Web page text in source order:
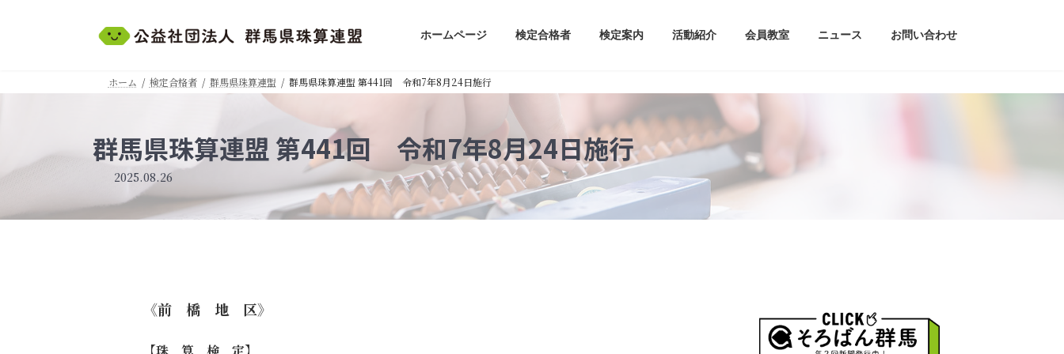
へ
プ
ョ
動
ホームページ 検定合格者 検定案内 活動紹介 会員教室 ニュース お問い合わせ
ホーム 検定合格者 群馬県珠算連盟 群馬県珠算連盟 第441回 令和7年8月24日施行
群馬県珠算連盟 第441回 令和7年8月24日施行
2025.08.26
《前 橋 地 区》